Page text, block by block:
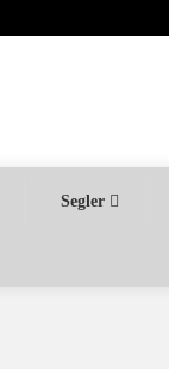
Segler